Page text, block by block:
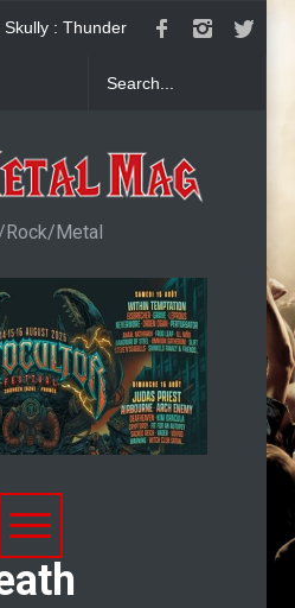
: clip de
John Diva & The
Love : Single
Rock/Metal